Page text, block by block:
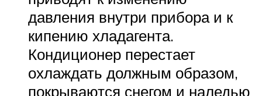
давления внутри прибора и к
кипению хладагента.
Кондиционер перестает
охлаждать должным образом,
покрываются снегом и наледью